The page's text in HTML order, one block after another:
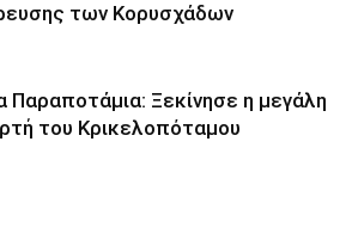
των Κορυσχάδων
Παραποτάμια: Ξεκίνησε η μεγάλη
του Κρικελοπόταμου